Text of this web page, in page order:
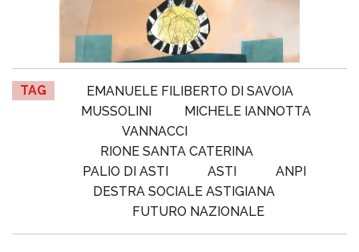
TAG
EMANUELE FILIBERTO DI SAVOIA
MUSSOLINI
MICHELE IANNOTTA
VANNACCI
RIONE SANTA CATERINA
PALIO DI ASTI
ASTI
ANPI
DESTRA SOCIALE ASTIGIANA
FUTURO NAZIONALE